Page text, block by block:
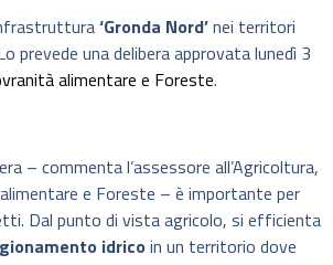
‘Gronda Nord’nei territori
prevede una delibera approvata lunedì 3
alimentare e Foreste.
– commenta l’assessore all’Agricoltura,
e Foreste – è importante per
Dal punto di vista agricolo, si efficienta
idrico in un territorio dove